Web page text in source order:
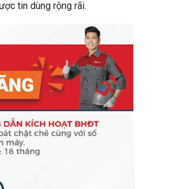
tin dùng rộng rãi.